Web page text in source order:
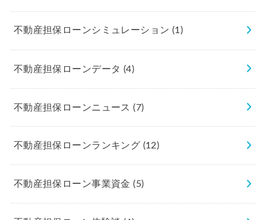
不動産担保ローンシミュレーション (1)
不動産担保ローンデータ (4)
不動産担保ローンニュース(7)
不動産担保ローンランキング (12)
不動産担保ローン事業資金(5)